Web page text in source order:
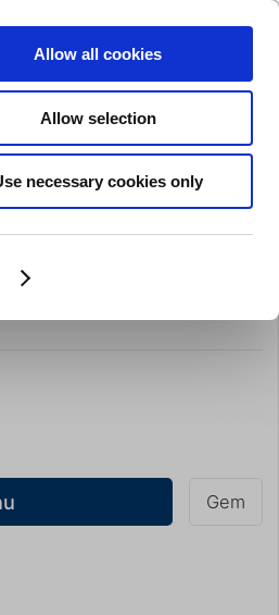
Allow all cookies
Allow selection
necessary cookies only
Indkøbskurv (0)
Tilbud Brands Slibning
Gem